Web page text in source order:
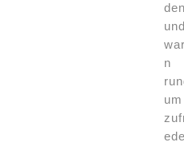
den
und
n
um